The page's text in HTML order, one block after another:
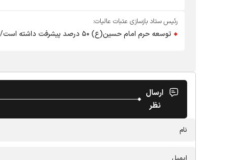
رئیس ستاد بازسازی عتبات عالیات:
توسعه حرم‌ امام حسین(ع) ۵۰ درصد پیشرفت داشته است/ توسعه حرم امامین عسکریین(ع) در نوبت است
ارسال
نظر